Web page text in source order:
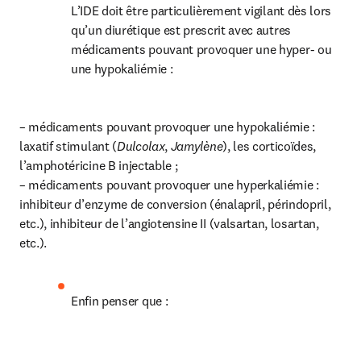
L’IDE doit être particulièrement vigilant dès lors
qu’un diurétique est prescrit avec autres
médicaments pouvant provoquer une hyper- ou
une hypokaliémie :
– médicaments pouvant provoquer une hypokaliémie :
laxatif stimulant (Dulcolax, Jamylène), les corticoïdes,
l’amphotéricine B injectable ;
– médicaments pouvant provoquer une hyperkaliémie :
inhibiteur d’enzyme de conversion (énalapril, périndopril,
etc.), inhibiteur de l’angiotensine II (valsartan, losartan,
etc.).
Enfin penser que :